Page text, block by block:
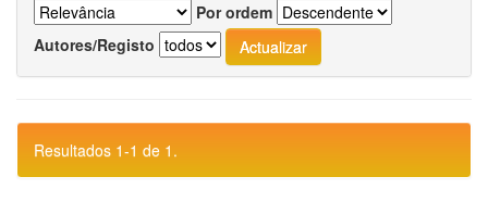
Por ordem
Autores/Registo
Resultados 1-1 de 1.